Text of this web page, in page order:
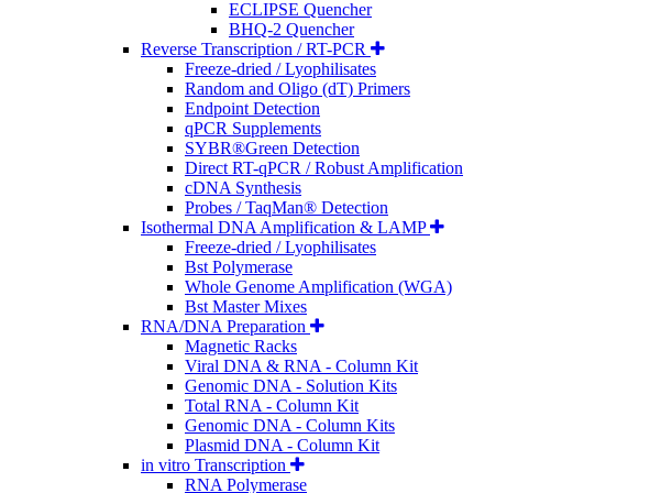
ECLIPSE Quencher
BHQ-2 Quencher
Reverse Transcription / RT-PCR
Freeze-dried / Lyophilisates
Random and Oligo (dT) Primers
Endpoint Detection
qPCR Supplements
SYBR®Green Detection
Direct RT-qPCR / Robust Amplification
cDNA Synthesis
Probes / TaqMan® Detection
Isothermal DNA Amplification & LAMP
Freeze-dried / Lyophilisates
Bst Polymerase
Whole Genome Amplification (WGA)
Bst Master Mixes
RNA/DNA Preparation
Magnetic Racks
Viral DNA & RNA - Column Kit
Genomic DNA - Solution Kits
Total RNA - Column Kit
Genomic DNA - Column Kits
Plasmid DNA - Column Kit
in vitro Transcription
RNA Polymerase